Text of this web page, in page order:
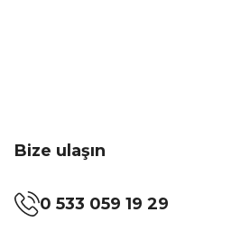
Bize ulaşın
0 533 059 19 29